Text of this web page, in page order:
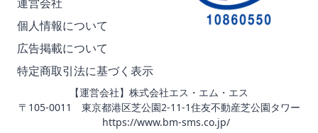
個人情報について
広告掲載について
特定商取引法に基づく表示
【運営会社】株式会社エス・エム・エス
〒105-0011 東京都港区芝公園2-11-1住友不動産芝公園タワー
https://www.bm-sms.co.jp/